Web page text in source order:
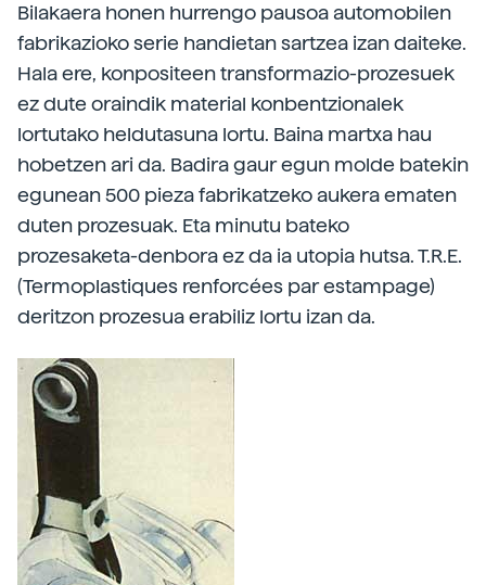
Bilakaera honen hurrengo pausoa automobilen
fabrikazioko serie handietan sartzea izan daiteke.
Hala ere, konpositeen transformazio-prozesuek
ez dute oraindik material konbentzionalek
lortutako heldutasuna lortu. Baina martxa hau
hobetzen ari da. Badira gaur egun molde batekin
egunean 500 pieza fabrikatzeko aukera ematen
duten prozesuak. Eta minutu bateko
prozesaketa-denbora ez da ia utopia hutsa. T.R.E.
(Termoplastiques renforcées par estampage)
deritzon prozesua erabiliz lortu izan da.